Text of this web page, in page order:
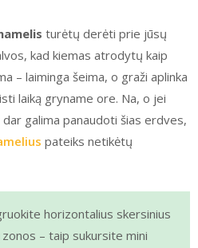
turėtų derėti prie jūsų
kad kiemas atrodytų kaip
– laiminga šeima, o graži aplinka
laiką gryname ore. Na, o jei
galima panaudoti šias erdves,
pateiks netikėtų
horizontalius skersinius
– taip sukursite mini